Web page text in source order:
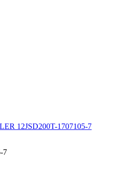
12JSD200T-1707105-7
7